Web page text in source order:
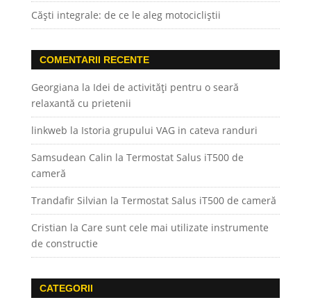
Căști integrale: de ce le aleg motocicliștii
COMENTARII RECENTE
Georgiana la Idei de activități pentru o seară
relaxantă cu prietenii
linkweb la Istoria grupului VAG in cateva randuri
Samsudean Calin la Termostat Salus iT500 de
cameră
Trandafir Silvian la Termostat Salus iT500 de cameră
Cristian la Care sunt cele mai utilizate instrumente
de constructie
CATEGORII